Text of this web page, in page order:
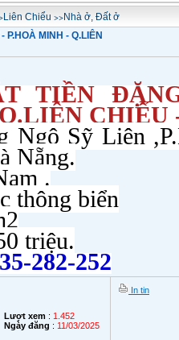
Liên Chiểu >>Nhà ở, Đất ở
MINH - Q.LIÊN
TIỀN
CHIỂU
Sỹ Liên
Nẵng.
.
thông biển
triệu.
282-252
Lượt xem : 1.452
Ngày đăng : 11/03/2025
In tin